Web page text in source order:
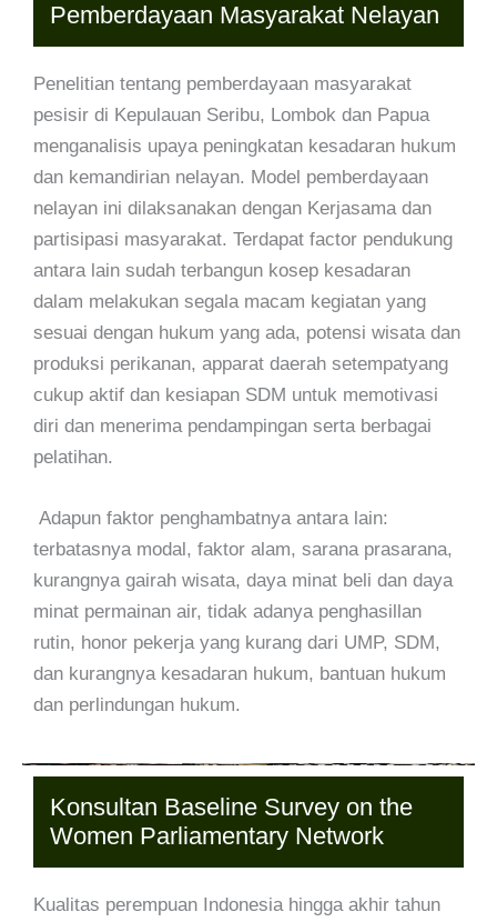
Pemberdayaan Masyarakat Nelayan
Penelitian tentang pemberdayaan masyarakat
pesisir di Kepulauan Seribu, Lombok dan Papua
menganalisis upaya peningkatan kesadaran hukum
dan kemandirian nelayan. Model pemberdayaan
nelayan ini dilaksanakan dengan Kerjasama dan
partisipasi masyarakat. Terdapat factor pendukung
antara lain sudah terbangun kosep kesadaran
dalam melakukan segala macam kegiatan yang
sesuai dengan hukum yang ada, potensi wisata dan
produksi perikanan, apparat daerah setempatyang
cukup aktif dan kesiapan SDM untuk memotivasi
diri dan menerima pendampingan serta berbagai
pelatihan.
Adapun faktor penghambatnya antara lain:
terbatasnya modal, faktor alam, sarana prasarana,
kurangnya gairah wisata, daya minat beli dan daya
minat permainan air, tidak adanya penghasillan
rutin, honor pekerja yang kurang dari UMP, SDM,
dan kurangnya kesadaran hukum, bantuan hukum
dan perlindungan hukum.
Konsultan Baseline Survey on the
Women Parliamentary Network
Kualitas perempuan Indonesia hingga akhir tahun